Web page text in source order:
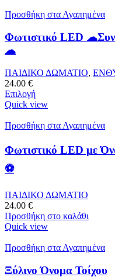
Προσθήκη στα Αγαπημένα
Φωτιστικό LED
☁
ΠΑΙΔΙΚΟ ΔΩΜΑΤΙΟ,
24.00 €
Επιλογή
Quick view
Προσθήκη στα Αγαπημένα
Φωτιστικό LED με
⚽
ΠΑΙΔΙΚΟ ΔΩΜΑΤΙΟ
24.00 €
Προσθήκη στο καλάθι
Quick view
Προσθήκη στα Αγαπημένα
Ξύλινο Όνομα Τοίχου